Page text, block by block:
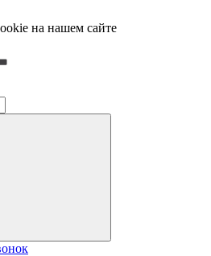
на нашем сайте